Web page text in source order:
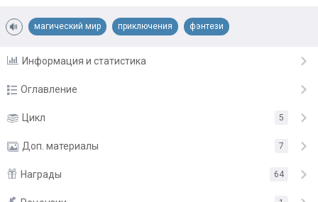
Примечания автора:
магический мир приключения фэнтези
Информация и статистика
Оглавление
Пролог, первая ночь 26.06.23
Глава первая, в которой Кая находят проблемы 22.10.23
Глава вторая, расследовательная 27.12.23
Глава третья, загадки 29.12.23
Цикл 5
Доп. материалы 7
Иллюстрации
Награды 64